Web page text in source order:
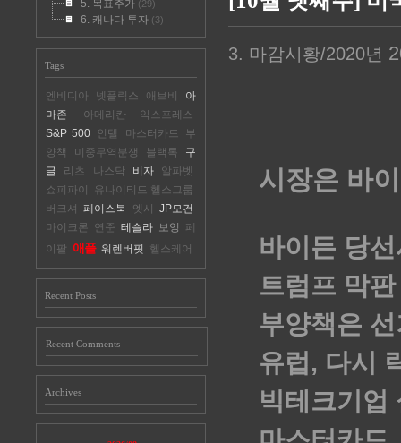
5. 목표주가 (29)
6. 캐나다 투자 (3)
Tags
엔비디아 넷플릭스 애브비
아
마존
아메리칸 익스프레스
S&P 500
인텔 마스터카드
부
양책
미중무역분쟁 블랙록
구
글
리츠 나스닥 비자
알파벳
쇼피파이
유나이티드 헬스그룹
버크셔 페이스북 엣시 JP모건
마이크론
연준 테슬라 보잉
페
이팔 애플 워렌버핏 헬스케어
Recent Posts
Recent Comments
Archives
3. 마감시황/2020년
시장은 바
바이든 당
트럼프 막
부양책은
유럽, 다시
빅테크기업